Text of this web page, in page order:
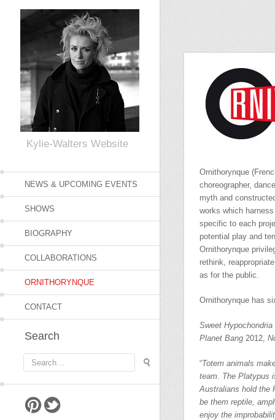
Ornithorynque
choreographer,
myth and
works which
specific to each
potential play and
Ornithorynque
rethink,
as for the public.
Ornithorynque has
Sweet Hypochondria
Planet Bang 2012,
“Totem animals
team. The Platypus
Australians hold the
be them reptile,
enjoy the
Kylie-Walters Website
NEWS & UPCOMING EVENTS
SHOWS
BIOGRAPHY
COLLABORATIONS
ORNITHORYNQUE
CONTACT
Search
pintresttwitter